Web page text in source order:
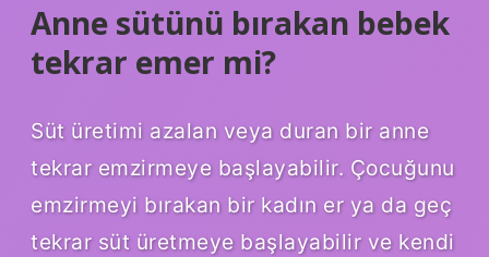
Anne sütünü bırakan bebek
tekrar emer mi?
Süt üretimi azalan veya duran bir anne
tekrar emzirmeye başlayabilir. Çocuğunu
emzirmeyi bırakan bir kadın er ya da geç
tekrar süt üretmeye başlayabilir ve kendi